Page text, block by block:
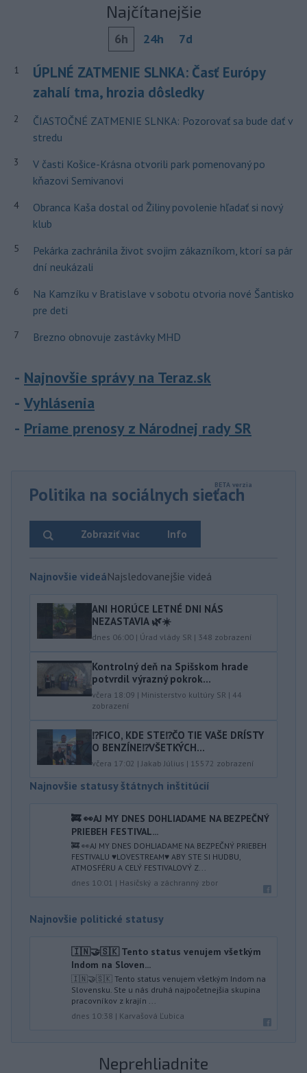
Najčítanejšie
6h 24h 7d
1
ÚPLNÉ ZATMENIE SLNKA: Časť Európy
zahalí tma, hrozia dôsledky
2
ČIASTOČNÉ ZATMENIE SLNKA: Pozorovať sa bude dať v
stredu
3
V časti Košice-Krásna otvorili park pomenovaný po
kňazovi Semivanovi
4
Obranca Kaša dostal od Žiliny povolenie hľadať si nový
klub
5
Pekárka zachránila život svojim zákazníkom, ktorí sa pár
dní neukázali
6
Na Kamzíku v Bratislave v sobotu otvoria nové Šantisko
pre deti
7 Brezno obnovuje zastávky MHD
Najnovšie správy na Teraz.sk
Vyhlásenia
Priame prenosy z Národnej rady SR
Politika na sociálnych sieťach
Info
Zobraziť viac
Najnovšie videáNajsledovanejšie videá
ANI HORÚCE LETNÉ DNI NÁS
NEZASTAVIA 🌿☀️
dnes 06:00 | Úrad vlády SR | 348 zobrazení
Kontrolný deň na Spišskom hrade
potvrdil výrazný pokrok...
včera 18:09 | Ministerstvo kultúry SR | 44
zobrazení
⁉️FICO, KDE STE⁉️ČO TIE VAŠE DRÍSTY
O BENZÍNE⁉️VŠETKÝCH...
včera 17:02 |Jakab Július | 15572 zobrazení
Najnovšie statusy štátnych inštitúcií
🚒 👀AJ MY DNES DOHLIADAME NA BEZPEČNÝ
PRIEBEH FESTIVAL...
🚒 👀AJ MY DNES DOHLIADAME NA BEZPEČNÝ PRIEBEH
FESTIVALU ♥️LOVESTREAM♥️ ABY STE SI HUDBU,
ATMOSFÉRU A CELÝ FESTIVALOVÝ Z...
dnes 10:01 | Hasičský a záchranný zbor
Najnovšie politické statusy
🇮🇳🤝🇸🇰 Tento status venujem všetkým
Indom na Sloven...
🇮🇳🤝🇸🇰 Tento status venujem všetkým Indom na
Slovensku. Ste u nás druhá najpočetnejšia skupina
pracovníkov z krajín ...
dnes 10:38 | Karvašová Ľubica
Neprehliadnite